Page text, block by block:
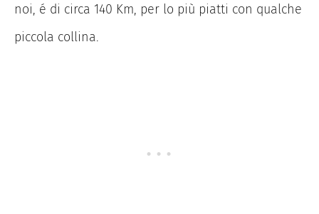
noi, é di circa 140 Km, per lo più piatti con qualche
piccola collina.